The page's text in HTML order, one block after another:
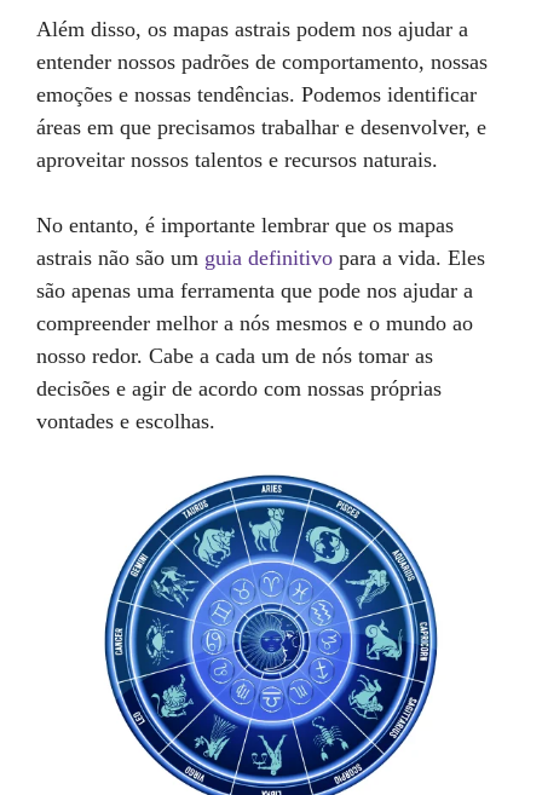
Além disso, os mapas astrais podem nos ajudar a
entender nossos padrões de comportamento, nossas
emoções e nossas tendências. Podemos identificar
áreas em que precisamos trabalhar e desenvolver, e
aproveitar nossos talentos e recursos naturais.
No entanto, é importante lembrar que os mapas
astrais não são um guia definitivo para a vida. Eles
são apenas uma ferramenta que pode nos ajudar a
compreender melhor a nós mesmos e o mundo ao
nosso redor. Cabe a cada um de nós tomar as
decisões e agir de acordo com nossas próprias
vontades e escolhas.